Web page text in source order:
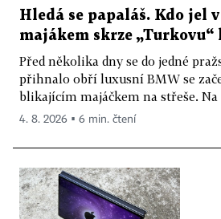
Hledá se papaláš. Kdo jel
majákem skrze
Před několika dny se do jedné
přihnalo obří luxusní BMW se
blikajícím majáčkem na střeše. Na
4. 8. 2026 ▪ 6 min. čtení